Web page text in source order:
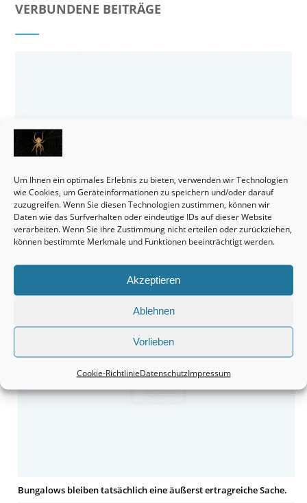
Um Ihnen ein optimales Erlebnis zu bieten, verwenden wir Technologien
wie Cookies, um Geräteinformationen zu speichern und/oder darauf
zuzugreifen. Wenn Sie diesen Technologien zustimmen, können wir
Daten wie das Surfverhalten oder eindeutige IDs auf dieser Website
verarbeiten. Wenn Sie ihre Zustimmung nicht erteilen oder zurückziehen,
können bestimmte Merkmale und Funktionen beeinträchtigt werden.
Akzeptieren
Ablehnen
Vorlieben
Cookie-RichtlinieDatenschutzImpressum
VERBUNDENE BEITRÄGE
vielversprechende Kapitalanlage.
Bungalows bleiben tatsächlich eine äußerst ertragreiche Sache.